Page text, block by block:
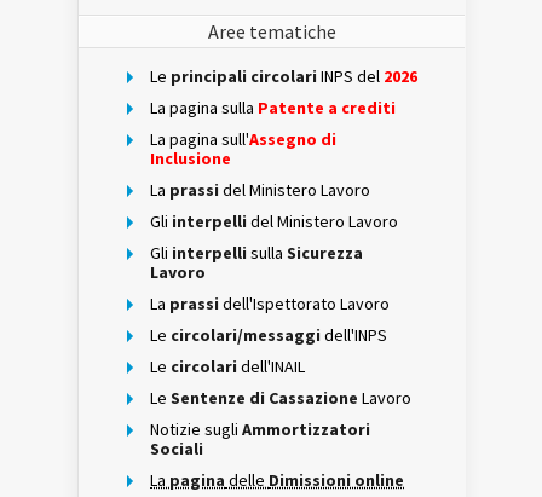
Aree tematiche
Le principali circolari INPS del 2026
La pagina sulla Patente a crediti
La pagina sull'Assegno di
Inclusione
La prassi del Ministero Lavoro
Gli interpelli del Ministero Lavoro
Gli interpelli sulla Sicurezza
Lavoro
La prassi dell'Ispettorato Lavoro
Le circolari/messaggi dell'INPS
Le circolari dell'INAIL
Le Sentenze di Cassazione Lavoro
Notizie sugli Ammortizzatori
Sociali
La pagina delle Dimissioni online